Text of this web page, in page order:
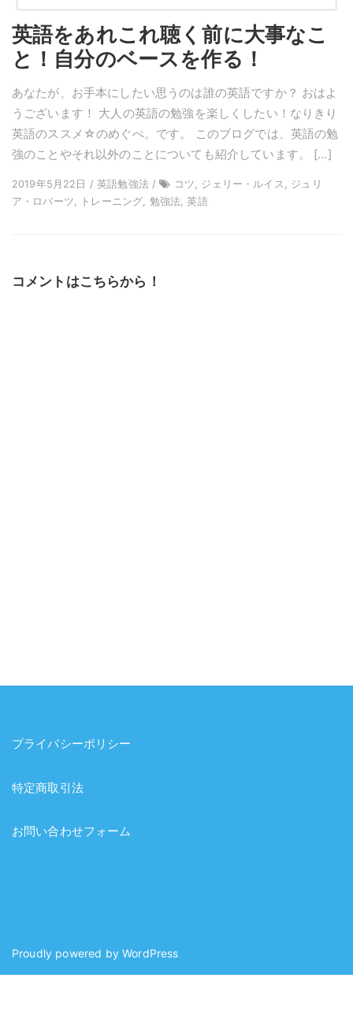
英語をあれこれ聴く前に大事なこ
と！自分のベースを作る！
あなたが、お手本にしたい思うのは誰の英語ですか？ おはよ
うございます！ 大人の英語の勉強を楽しくしたい！なりきり
英語のススメ☆のめぐぺ。です。 このブログでは、英語の勉
強のことやそれ以外のことについても紹介しています。 […]
2019年5月22日 / 英語勉強法 /
コツ, ジェリー・ルイス, ジュリ
ア・ロバーツ, トレーニング, 勉強法, 英語
コメントはこちらから！
プライバシーポリシー
特定商取引法
お問い合わせフォーム
Proudly powered byWordPress